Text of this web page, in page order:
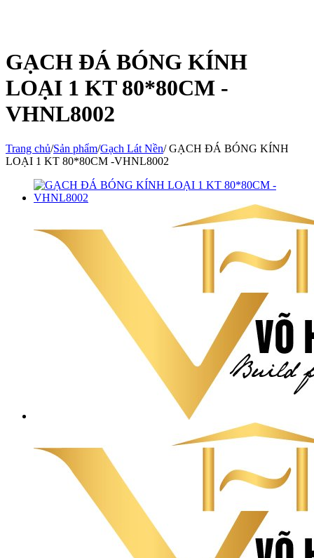
GẠCH ĐÁ BÓNG KÍNH
LOẠI 1 KT 80*80CM -
VHNL8002
Trang chủ/Sản phẩm/Gạch Lát Nền/GẠCH ĐÁ BÓNG KÍNH
LOẠI 1 KT 80*80CM -VHNL8002